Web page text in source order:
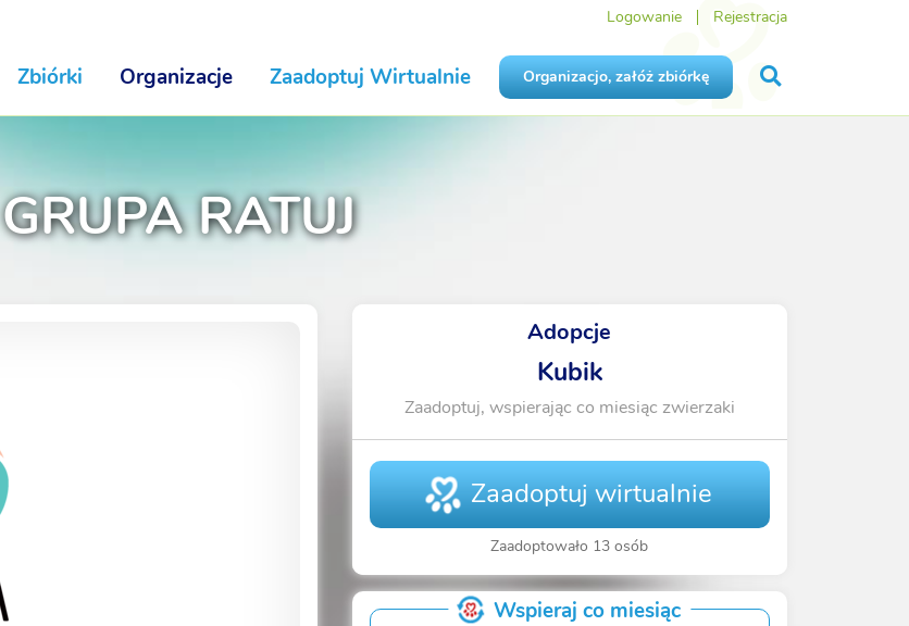
Logowanie Rejestracja
Zbiórki Organizacje Zaadoptuj Wirtualnie Organizacjo, załóż zbiórkę
GRUPA RATUJ
Adopcje
Kubik
Zaadoptuj, wspierając co miesiąc zwierzaki
Zaadoptuj wirtualnie
Zaadoptowało 13 osób
Wspieraj co miesiąc